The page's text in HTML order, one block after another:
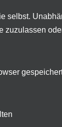
selbst.